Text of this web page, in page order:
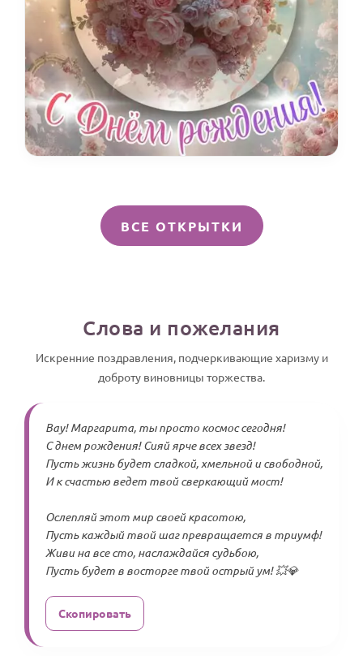
ВСЕ ОТКРЫТКИ
Слова и пожелания
Искренние поздравления, подчеркивающие харизму и
доброту виновницы торжества.
Вау! Маргарита, ты просто космос сегодня!
С днем рождения! Сияй ярче всех звезд!
Пусть жизнь будет сладкой, хмельной и свободной,
И к счастью ведет твой сверкающий мост!
Ослепляй этот мир своей красотою,
Пусть каждый твой шаг превращается в триумф!
Живи на все сто, наслаждайся судьбою,
Пусть будет в восторге твой острый ум! 💥💎
Скопировать